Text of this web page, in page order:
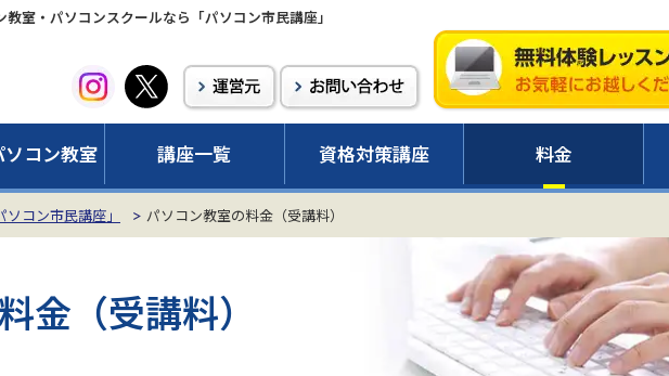
室・パソコンスクールなら「パソコン市民講座」
コン教室 講座一覧 資格対策講座 料金
コン市民講座」 パソコン教室の料金（受講料）
金（受講料）